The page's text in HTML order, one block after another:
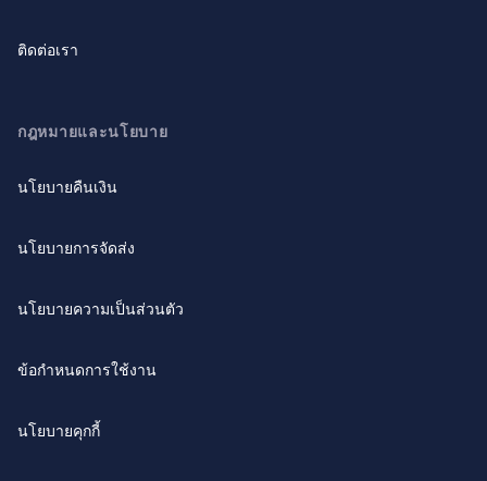
ติดต่อเรา
กฎหมายและนโยบาย
นโยบายคืนเงิน
นโยบายการจัดส่ง
นโยบายความเป็นส่วนตัว
ข้อกำหนดการใช้งาน
นโยบายคุกกี้